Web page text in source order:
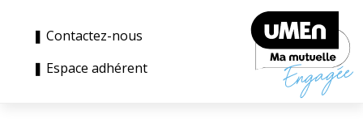
❚ Contactez-nous
❚ Espace adhérent